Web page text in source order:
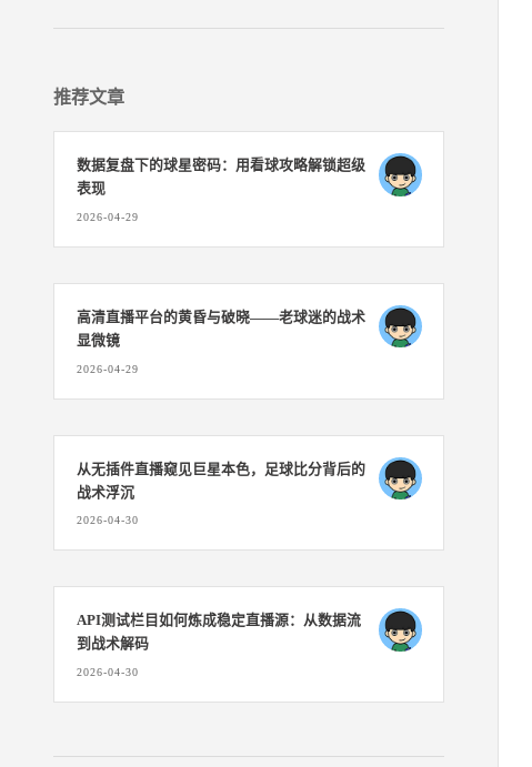
推荐文章
数据复盘下的球星密码：用看球攻略解锁超级
表现
2026-04-29
高清直播平台的黄昏与破晓——老球迷的战术
显微镜
2026-04-29
从无插件直播窥见巨星本色，足球比分背后的
战术浮沉
2026-04-30
API测试栏目如何炼成稳定直播源：从数据流
到战术解码
2026-04-30